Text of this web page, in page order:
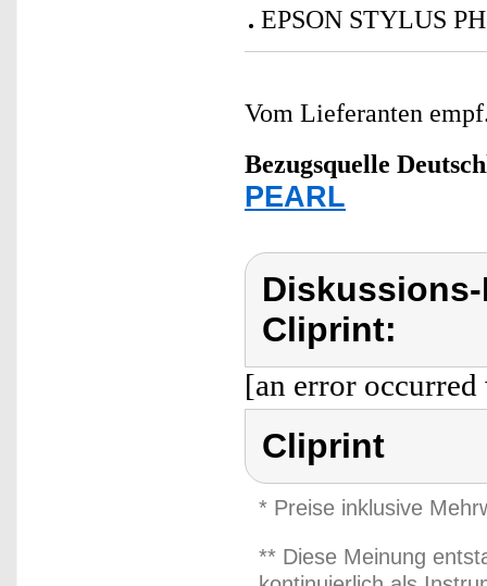
EPSON STYLUS
Vom Lieferanten
Bezugsquelle
PEARL
Cliprint:
[an error
Cliprint
* Preise inklusive
** Diese Meinung